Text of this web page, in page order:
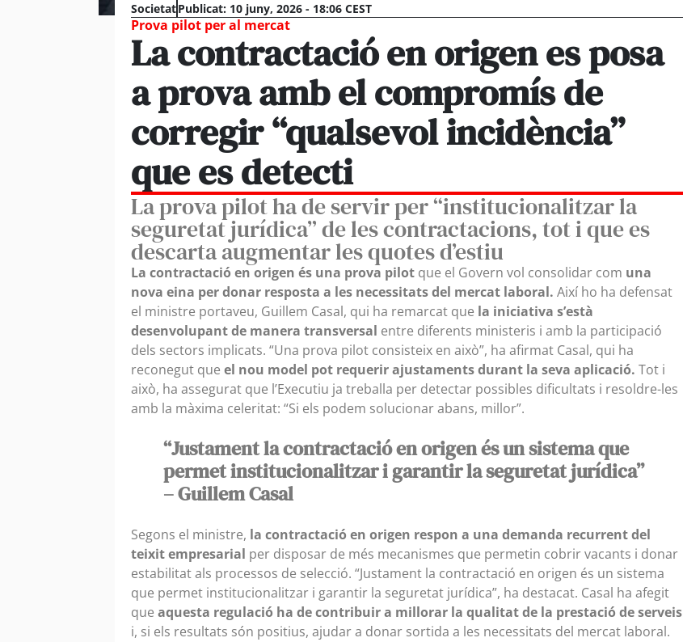
SocietatPublicat: 10 juny, 2026 - 18:06 CEST
Prova pilot per al mercat
La contractació en origen es posa
a prova amb el compromís de
corregir “qualsevol incidència”
que es detecti
La prova pilot ha de servir per “institucionalitzar la
seguretat jurídica” de les contractacions, tot i que es
descarta augmentar les quotes d’estiu
La contractació en origen és una prova pilot que el Govern vol consolidar com una
nova eina per donar resposta a les necessitats del mercat laboral. Així ho ha defensat
el ministre portaveu, Guillem Casal, qui ha remarcat que la iniciativa s’està
desenvolupant de manera transversal entre diferents ministeris i amb la participació
dels sectors implicats. “Una prova pilot consisteix en això”, ha afirmat Casal, qui ha
reconegut que el nou model pot requerir ajustaments durant la seva aplicació. Tot i
això, ha assegurat que l’Executiu ja treballa per detectar possibles dificultats i resoldre-les
amb la màxima celeritat: “Si els podem solucionar abans, millor”.
“Justament la contractació en origen és un sistema que
permet institucionalitzar i garantir la seguretat jurídica”
– Guillem Casal
Segons el ministre, la contractació en origen respon a una demanda recurrent del
teixit empresarial per disposar de més mecanismes que permetin cobrir vacants i donar
estabilitat als processos de selecció. “Justament la contractació en origen és un sistema
que permet institucionalitzar i garantir la seguretat jurídica”, ha destacat. Casal ha afegit
que aquesta regulació ha de contribuir a millorar la qualitat de la prestació de serveis
i, si els resultats són positius, ajudar a donar sortida a les necessitats del mercat laboral.